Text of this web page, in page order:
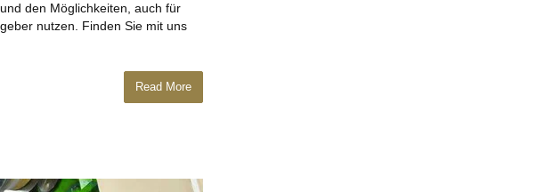
den Möglichkeiten, auch für
nutzen. Finden Sie mit uns
Read More